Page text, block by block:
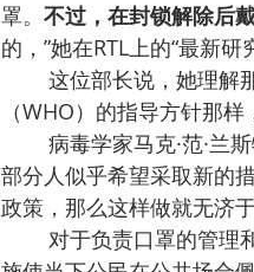
罩。 不过，在封锁解除后
的，”她在RTL上的“最新研
这位部长说，她理解
（WHO）的指导方针那样
病毒学家马克·范·兰
部分人似乎希望采取新的
政策，那么这样做就无济
对于负责口罩的管理